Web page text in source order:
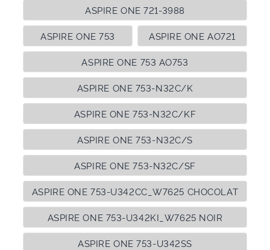
ASPIRE ONE 721-3988
ASPIRE ONE 753
ASPIRE ONE 753 AO753
ASPIRE ONE 753-N32C/K
ASPIRE ONE 753-N32C/KF
ASPIRE ONE 753-N32C/S
ASPIRE ONE 753-N32C/SF
ASPIRE ONE 753-U342CC_W7625 CHOCOLAT
ASPIRE ONE 753-U342KI_W7625 NOIR
ASPIRE ONE 753-U342SS
ASPIRE ONE AO721